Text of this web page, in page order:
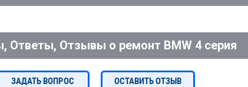
Ответы, Отзывы о ремонт BMW 4 серия
ЗАДАТЬ ВОПРОС ОСТАВИТЬ ОТЗЫВ